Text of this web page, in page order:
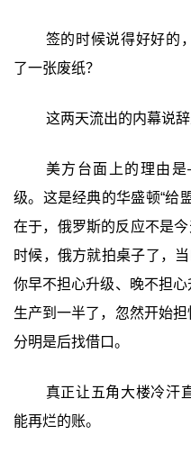
签的时候说得好好的
了一张废纸？
这两天流出的内幕说辞
美方台面上的理由
级。这是经典的华盛顿“给
在于，俄罗斯的反应不是
时候，俄方就拍桌子了，当
你早不担心升级、晚不担
生产到一半了，忽然开始
分明是后找借口。
真正让五角大楼冷汗
能再烂的账。